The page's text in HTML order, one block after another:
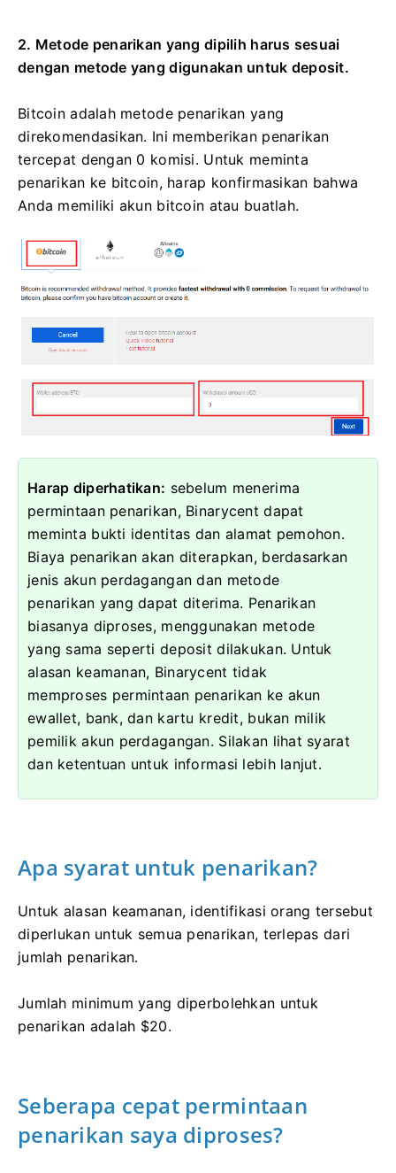
2. Metode penarikan yang dipilih harus sesuai
dengan metode yang digunakan untuk deposit.
Bitcoin adalah metode penarikan yang
direkomendasikan. Ini memberikan penarikan
tercepat dengan 0 komisi. Untuk meminta
penarikan ke bitcoin, harap konfirmasikan bahwa
Anda memiliki akun bitcoin atau buatlah.
Harap diperhatikan: sebelum menerima
permintaan penarikan, Binarycent dapat
meminta bukti identitas dan alamat pemohon.
Biaya penarikan akan diterapkan, berdasarkan
jenis akun perdagangan dan metode
penarikan yang dapat diterima. Penarikan
biasanya diproses, menggunakan metode
yang sama seperti deposit dilakukan. Untuk
alasan keamanan, Binarycent tidak
memproses permintaan penarikan ke akun
ewallet, bank, dan kartu kredit, bukan milik
pemilik akun perdagangan. Silakan lihat syarat
dan ketentuan untuk informasi lebih lanjut.
Apa syarat untuk penarikan?
Untuk alasan keamanan, identifikasi orang tersebut
diperlukan untuk semua penarikan, terlepas dari
jumlah penarikan.
Jumlah minimum yang diperbolehkan untuk
penarikan adalah $20.
Seberapa cepat permintaan
penarikan saya diproses?